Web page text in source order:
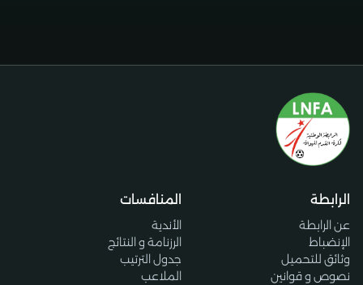
الرابطة
عن الرابطة
الإنضباط
وثائق للتحميل
نصوص و قوانين
المنافسات
الأندية
الرزنامة و النتائج
جدول الترتيب
الملاعب